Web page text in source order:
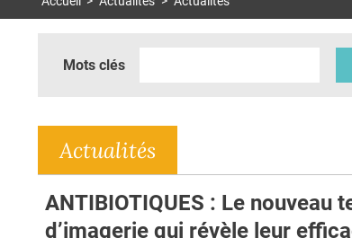
Mots clés
Actualités
ANTIBIOTIQUES : Le nouveau
d’imagerie qui révèle leur